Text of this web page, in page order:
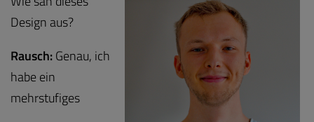
Design aus?
Rausch:Genau, ich
habe ein
mehrstufiges